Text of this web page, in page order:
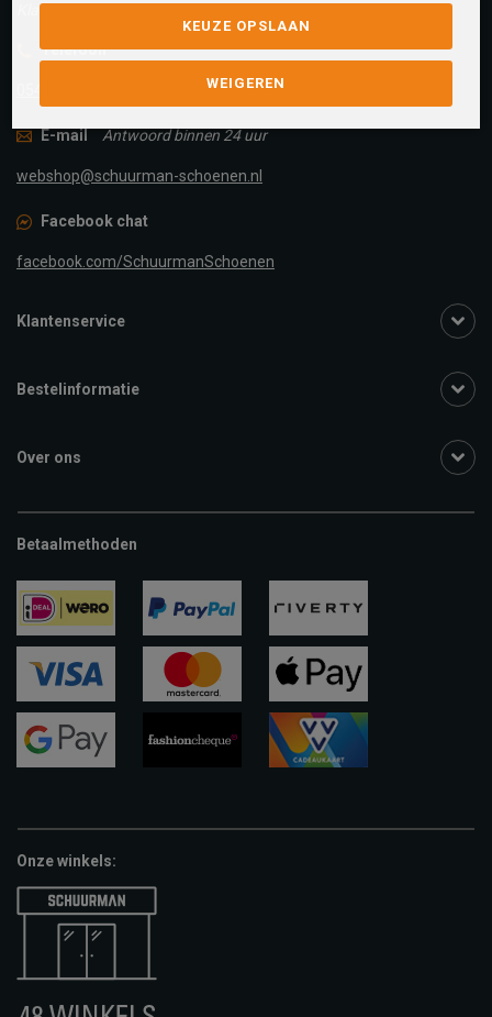
Klantenservice is gesloten
Telefoon
E-mail Antwoord binnen 24 uur
webshop@schuurman-schoenen.nl
Facebook chat
facebook.com/SchuurmanSchoenen
Klantenservice
Bestelinformatie
Over ons
Betaalmethoden
ideal paypal riverty
visa
apple-
pay
Onze winkels:
KEUZE OPSLAAN
WEIGEREN